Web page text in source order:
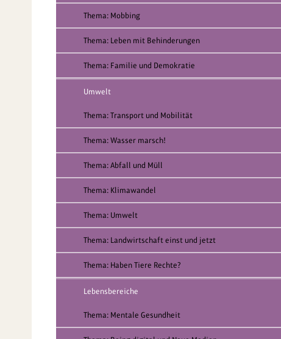
Thema: Mobbing
Thema: Leben mit Behinderungen
Thema: Familie und Demokratie
Umwelt
Thema: Transport und Mobilität
Thema: Wasser marsch!
Thema: Abfall und Müll
Thema: Klimawandel
Thema: Umwelt
Thema: Landwirtschaft einst und jetzt
Thema: Haben Tiere Rechte?
Lebensbereiche
Thema: Mentale Gesundheit